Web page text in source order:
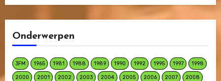
Onderwerpen
3FM 1965 1981 1988 1989 1990 1992 1995 1997 1998
2000 2001 2002 2003 2004 2005 2006 2007 2008